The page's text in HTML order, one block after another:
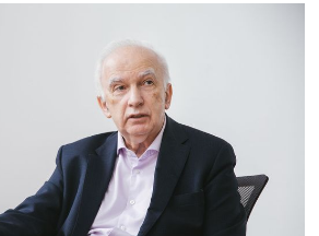
внешней торговли.
не готова к столь резкому росту
направлениях, и в этом нет
очень фондоемка,
Инфраструктурные проекты
Достаточно вспомнить, что
формируется с 2002 года,
договор между Россией,